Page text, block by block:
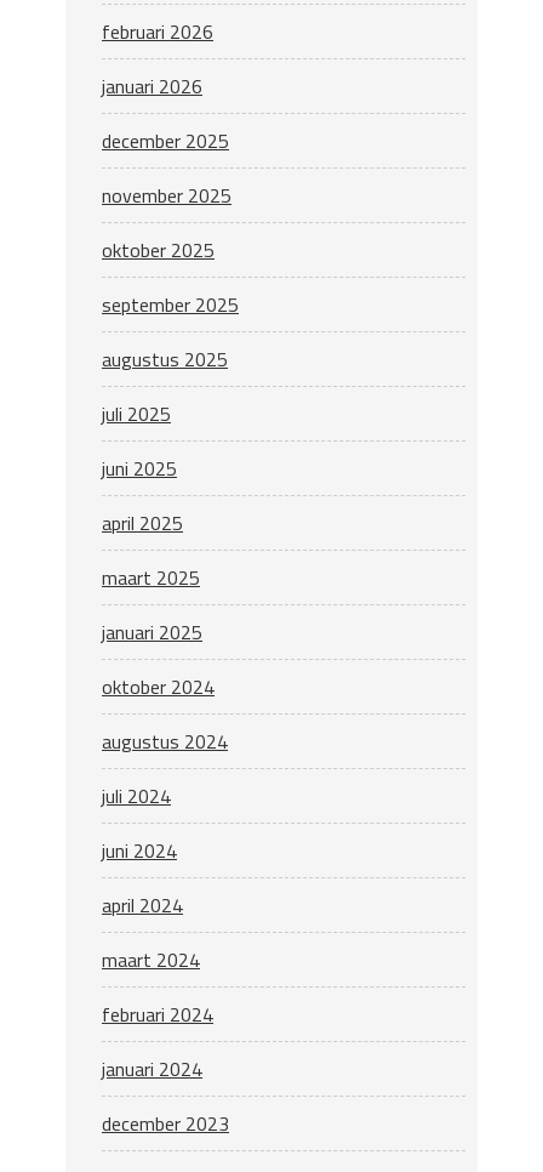
februari 2026
januari 2026
december 2025
november 2025
oktober 2025
september 2025
augustus 2025
juli 2025
juni 2025
april 2025
maart 2025
januari 2025
oktober 2024
augustus 2024
juli 2024
juni 2024
april 2024
maart 2024
februari 2024
januari 2024
december 2023